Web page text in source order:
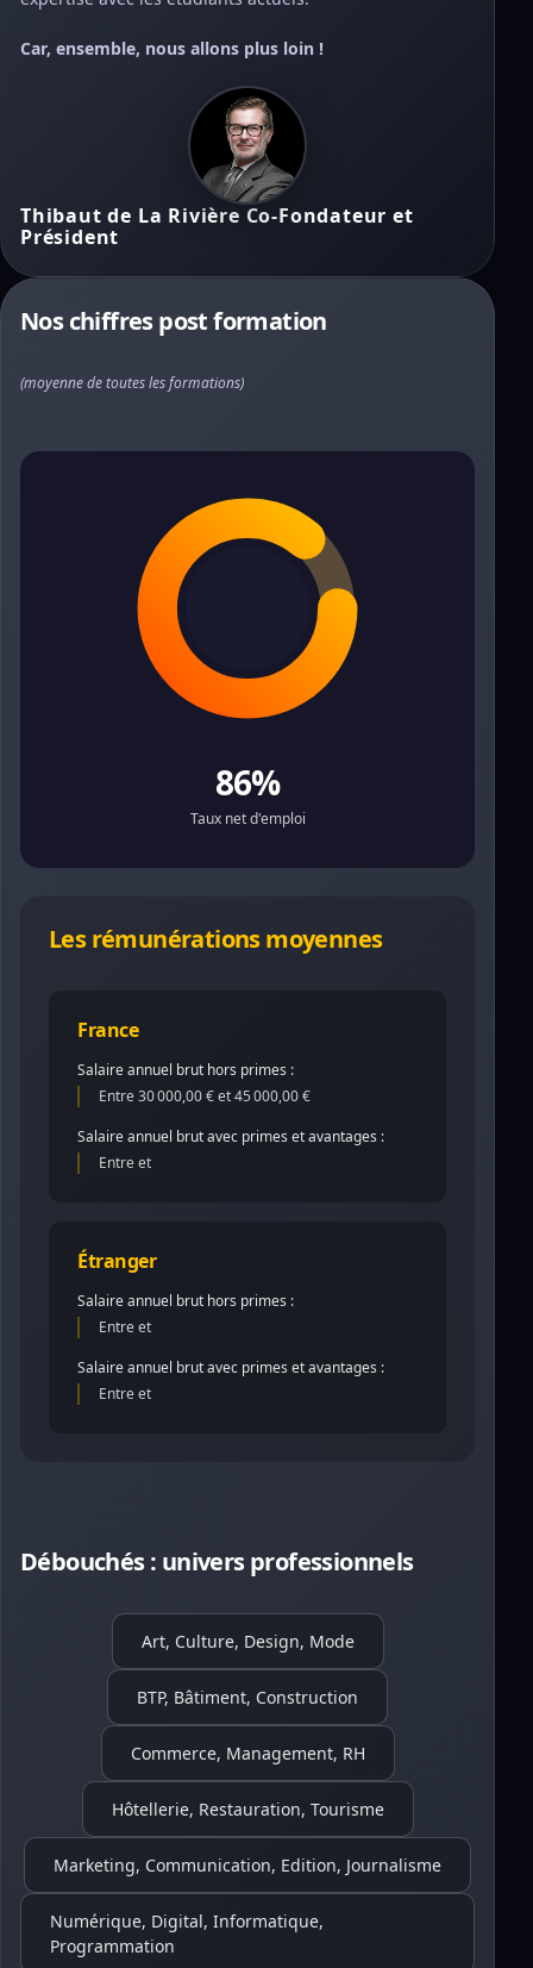
Car, ensemble, nous allons plus loin !
Thibaut de La Rivière Co-Fondateur et
Président
Nos chiffres post formation
(moyenne de toutes les formations)
86%
Taux net d'emploi
Les rémunérations moyennes
France
Salaire annuel brut hors primes :
Entre 30 000,00 € et 45 000,00 €
Salaire annuel brut avec primes et avantages :
Entre et
Étranger
Salaire annuel brut hors primes :
Entre et
Salaire annuel brut avec primes et avantages :
Entre et
Débouchés : univers professionnels
Art, Culture, Design, Mode
BTP, Bâtiment, Construction
Commerce, Management, RH
Hôtellerie, Restauration, Tourisme
Marketing, Communication, Edition, Journalisme
Numérique, Digital, Informatique,
Programmation